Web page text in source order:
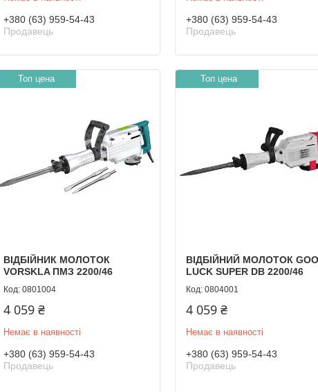
+380 (63) 959-54-43
Продавець
+380 (63) 959-54-43
Продавець
Топ цена
ВІДБІЙНИК МОЛОТОК
VORSKLA ПМЗ 2200/46
0801004
4 059 ₴
Немає в наявності
+380 (63) 959-54-43
Продавець
Топ цена
ВІДБІЙНИЙ МОЛОТОК
LUCK SUPER DB 2200/46
0804001
4 059 ₴
Немає в наявності
+380 (63) 959-54-43
Продавець